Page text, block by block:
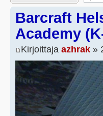
Barcraft
Academy
Kirjoittaja azhrak »